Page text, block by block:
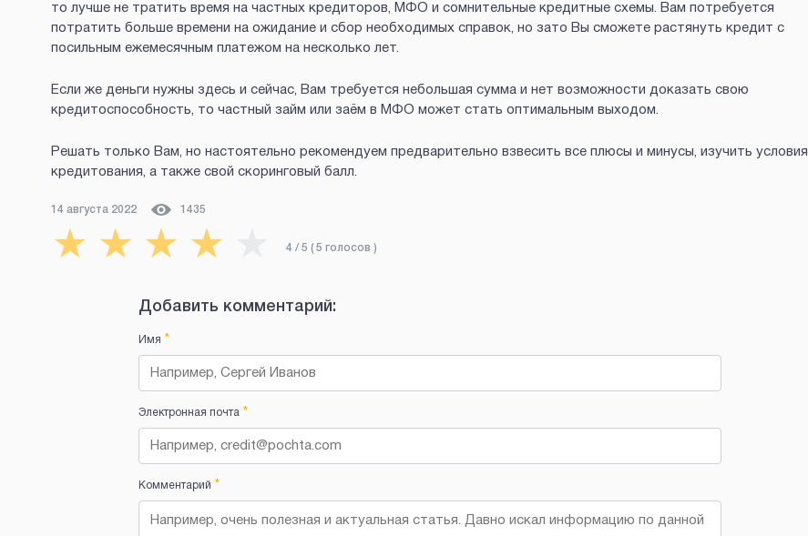
то лучше не тратить время на частных кредиторов, МФО и сомнительные кредитные схемы. Вам потребуется
потратить больше времени на ожидание и сбор необходимых справок, но зато Вы сможете растянуть кредит с
посильным ежемесячным платежом на несколько лет.
Если же деньги нужны здесь и сейчас, Вам требуется небольшая сумма и нет возможности доказать свою
кредитоспособность, то частный займ или заём в МФО может стать оптимальным выходом.
Решать только Вам, но настоятельно рекомендуем предварительно взвесить все плюсы и минусы, изучить условия
кредитования, а также свой скоринговый балл.
14 августа 2022 1435
★ ★ ★ ★ 4 / 5 ( 5 голосов )
Добавить комментарий:
Имя *
Электронная почта*
Комментарий *